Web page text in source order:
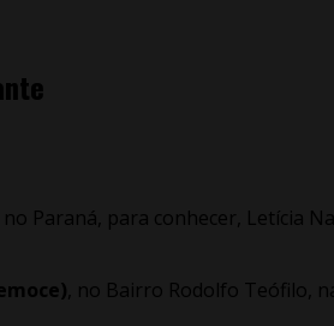
, no Paraná, para conhecer, Letícia
, no Bairro Rodolfo Teófilo,